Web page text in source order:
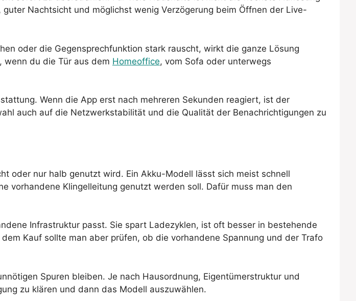
Nachtsicht und möglichst wenig Verzögerung beim Öffnen der Live-
oder die Gegensprechfunktion stark rauscht, wirkt die ganze Lösung
wenn du die Tür aus dem Homeoffice, vom Sofa oder unterwegs
Wenn die App erst nach mehreren Sekunden reagiert, ist der
auch auf die Netzwerkstabilität und die Qualität der Benachrichtigungen zu
oder nur halb genutzt wird. Ein Akku-Modell lässt sich meist schnell
vorhandene Klingelleitung genutzt werden soll. Dafür muss man den
Infrastruktur passt. Sie spart Ladezyklen, ist oft besser in bestehende
Kauf sollte man aber prüfen, ob die vorhandene Spannung und der Trafo
Spuren bleiben. Je nach Hausordnung, Eigentümerstruktur und
zu klären und dann das Modell auszuwählen.